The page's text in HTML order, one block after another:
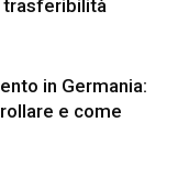
trasferibilità
in Germania:
e come